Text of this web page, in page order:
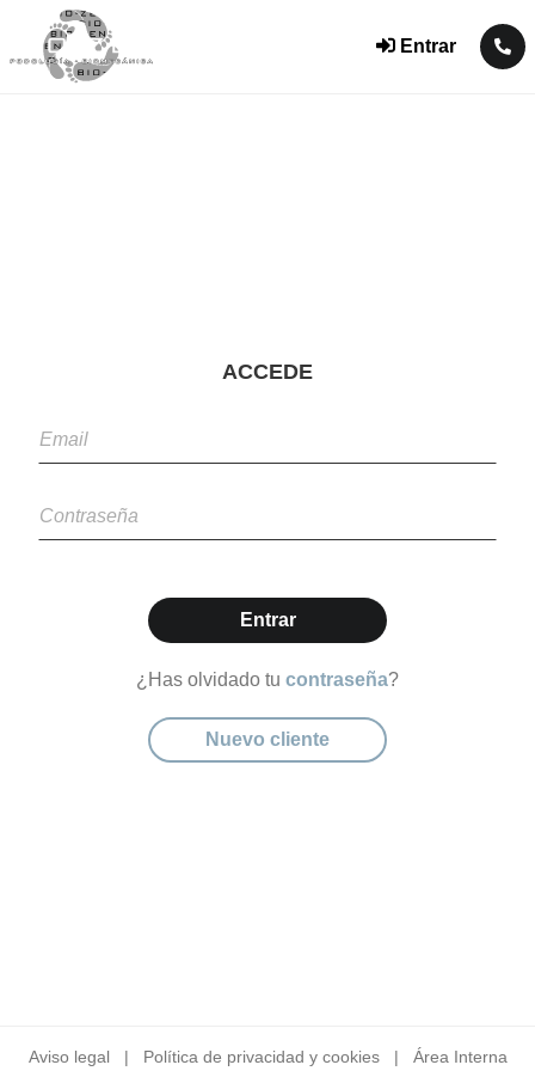
Entrar
ACCEDE
Entrar
¿Has olvidado tu contraseña?
Nuevo cliente
Aviso legal | Política de privacidad y cookies | Área Interna